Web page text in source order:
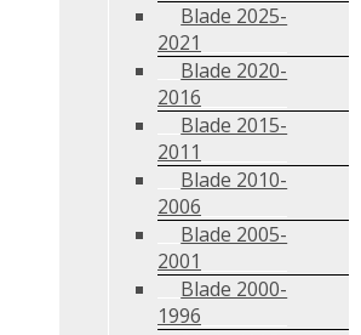
Blade 2025-
2021
Blade 2020-
2016
Blade 2015-
2011
Blade 2010-
2006
Blade 2005-
2001
Blade 2000-
1996